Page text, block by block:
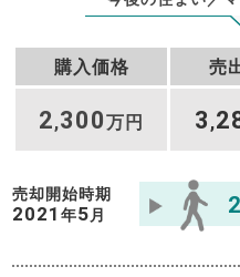
購入価格 売
2,300万円 3 ,
売却開始時期
2021年5 月 2